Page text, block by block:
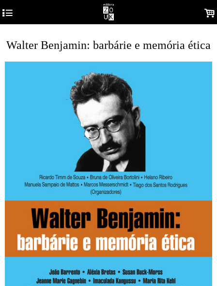
4 .
Walter Benjamin: barbárie e memória ética